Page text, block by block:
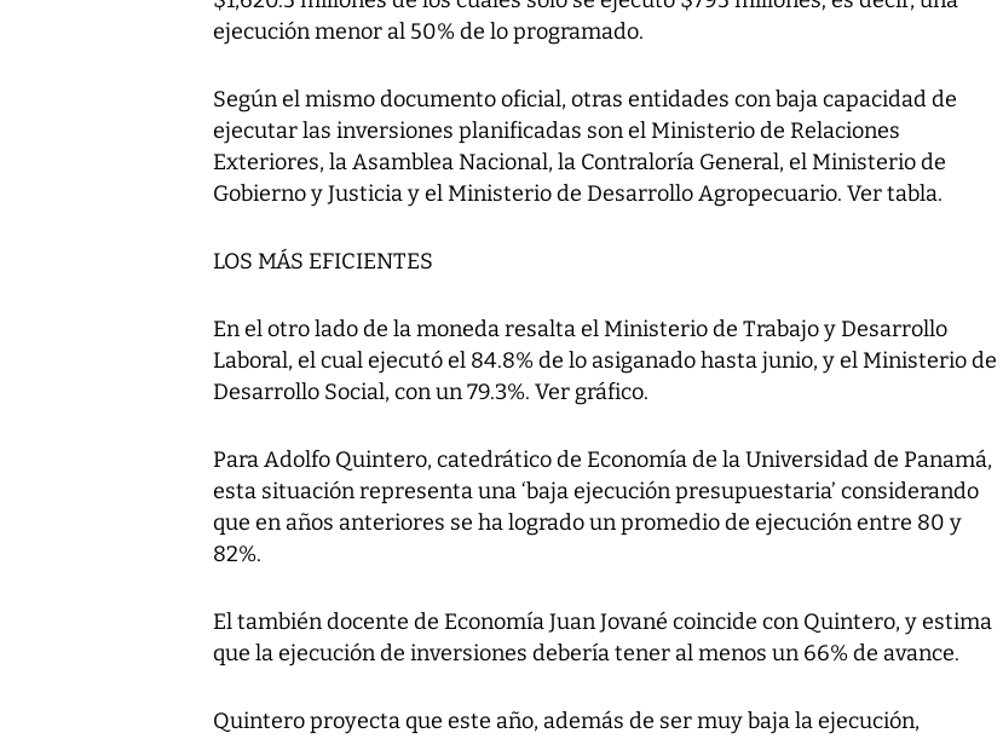
ejecución menor al 50% de lo programado.
Según el mismo documento oficial, otras entidades con baja capacidad de
ejecutar las inversiones planificadas son el Ministerio de Relaciones
Exteriores, la Asamblea Nacional, la Contraloría General, el Ministerio de
Gobierno y Justicia y el Ministerio de Desarrollo Agropecuario. Ver tabla.
LOS MÁS EFICIENTES
En el otro lado de la moneda resalta el Ministerio de Trabajo y Desarrollo
Laboral, el cual ejecutó el 84.8% de lo asiganado hasta junio, y el Ministerio de
Desarrollo Social, con un 79.3%. Ver gráfico.
Para Adolfo Quintero, catedrático de Economía de la Universidad de Panamá,
esta situación representa una ‘baja ejecución presupuestaria’ considerando
que en años anteriores se ha logrado un promedio de ejecución entre 80 y
82%.
El también docente de Economía Juan Jované coincide con Quintero, y estima
que la ejecución de inversiones debería tener al menos un 66% de avance.
Quintero proyecta que este año, además de ser muy baja la ejecución,